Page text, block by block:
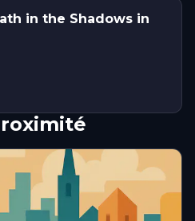
in the Shadows in